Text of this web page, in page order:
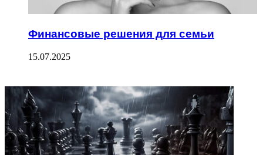
Финансовые решения для семьи
15.07.2025